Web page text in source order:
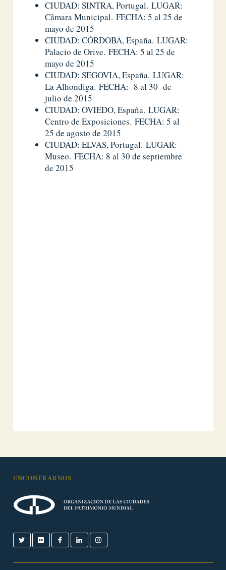
CIUDAD: SINTRA, Portugal. LUGAR:
Câmara Municipal. FECHA: 5 al 25 de
mayo de 2015
CIUDAD: CÓRDOBA, España. LUGAR:
Palacio de Orive. FECHA: 5 al 25 de
mayo de 2015
CIUDAD: SEGOVIA, España. LUGAR:
La Alhondiga. FECHA: 8 al 30 de
julio de 2015
CIUDAD: OVIEDO, España. LUGAR:
Centro de Exposiciones. FECHA: 5 al
25 de agosto de 2015
CIUDAD: ELVAS, Portugal. LUGAR:
Museo. FECHA: 8 al 30 de septiembre
de 2015
ENCONTRARNOS